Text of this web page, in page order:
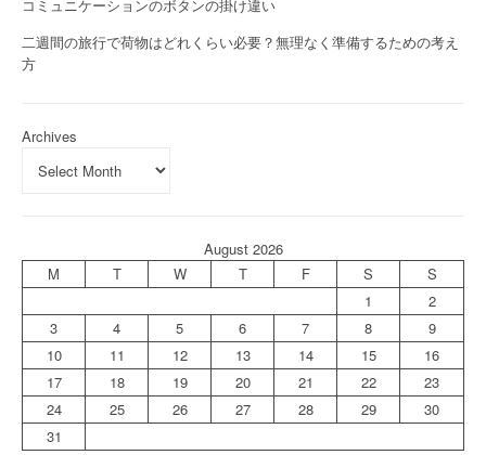
コミュニケーションのボタンの掛け違い
二週間の旅行で荷物はどれくらい必要？無理なく準備するための考え
方
Archives
August 2026
M
T W T F S
S
1
2
3
4 5 6 7 8
9
10
11 12 13 14 15
16
17
18 19 20 21 22
23
24
25 26 27 28 29
30
31